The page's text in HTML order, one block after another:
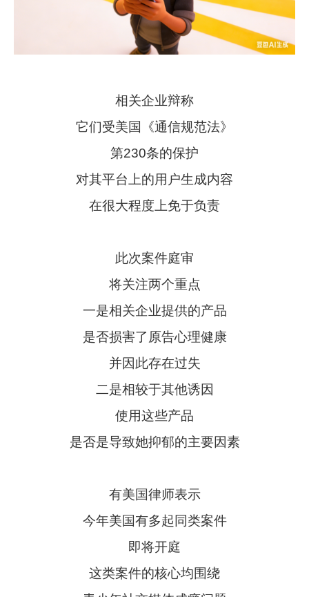
相关企业辩称
它们受美国《通信规范法》
第230条的保护
对其平台上的用户生成内容
在很大程度上免于负责
此次案件庭审
将关注两个重点
一是相关企业提供的产品
是否损害了原告心理健康
并因此存在过失
二是相较于其他诱因
使用这些产品
是否是导致她抑郁的主要因素
有美国律师表示
今年美国有多起同类案件
即将开庭
这类案件的核心均围绕